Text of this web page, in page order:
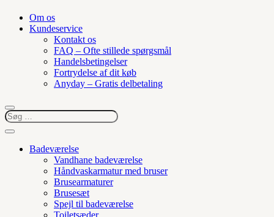
Om os
Kundeservice
Kontakt os
FAQ – Ofte stillede spørgsmål
Handelsbetingelser
Fortrydelse af dit køb
Anyday – Gratis delbetaling
Badeværelse
Vandhane badeværelse
Håndvaskarmatur med bruser
Brusearmaturer
Brusesæt
Spejl til badeværelse
Toiletsæder